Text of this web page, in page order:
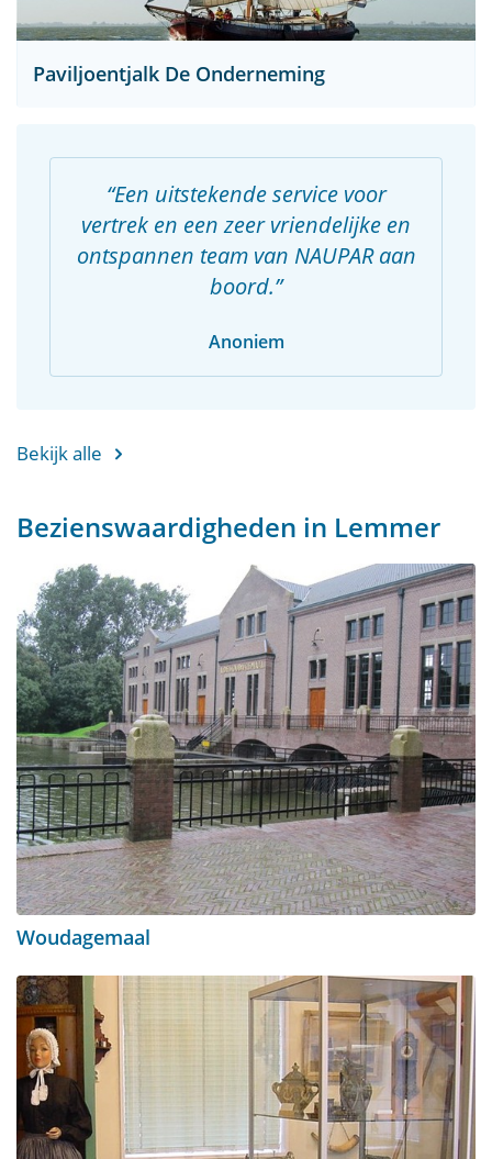
Paviljoentjalk De Onderneming
Een uitstekende service voor
vertrek en een zeer vriendelijke en
ontspannen team van NAUPAR aan
boord.
Anoniem
Bekijk alle
Bezienswaardigheden in Lemmer
Woudagemaal